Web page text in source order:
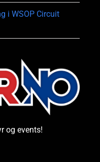
i WSOP Circuit
og events!